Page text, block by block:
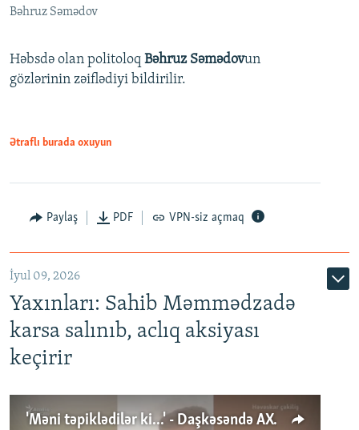
Bəhruz Səmədov
Həbsdə olan politoloq Bəhruz Səmədovun
gözlərinin zəiflədiyi bildirilir.
Ətraflı burada oxuyun
Paylaş PDF VPN-siz açmaq
İyul 09, 2026
Yaxınları: Sahib Məmmədzadə
karsa salınıb, aclıq aksiyası
keçirir
'Məni təpiklədilər ki...' - Daşkəsəndə AXCP fəalının yaxınları onun həbsinə etiraz edirlər